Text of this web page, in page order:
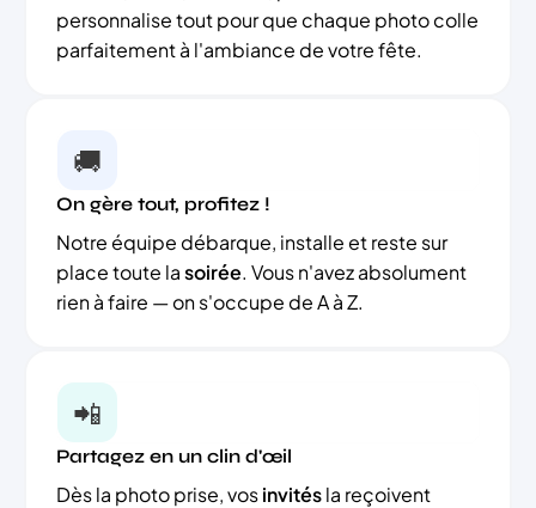
personnalise tout pour que chaque photo colle
parfaitement à l'ambiance de votre fête.
🚚
On gère tout, profitez !
Notre équipe débarque, installe et reste sur
place toute lasoirée. Vous n'avez absolument
rien à faire — on s'occupe de A à Z.
📲
Partagez en un clin d'œil
Dès la photo prise, vosinvitésla reçoivent